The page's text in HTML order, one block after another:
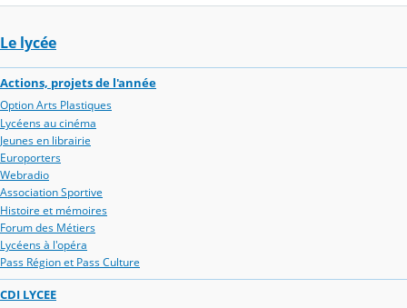
Le lycée
Actions, projets de l'année
Option Arts Plastiques
Lycéens au cinéma
Jeunes en librairie
Europorters
Webradio
Association Sportive
Histoire et mémoires
Forum des Métiers
Lycéens à l'opéra
Pass Région et Pass Culture
CDI LYCEE